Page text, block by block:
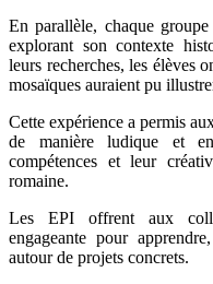
En parallèle, chaque
explorant son contexte
leurs recherches, les élèves
mosaïques auraient pu
Cette expérience a permis
de manière ludique et
compétences et leur
romaine.
Les EPI offrent aux
engageante pour
autour de projets concrets.